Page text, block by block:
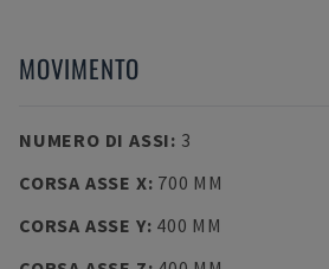
MOVIMENTO
NUMERO DI ASSI: 3
CORSA ASSE X: 700 MM
CORSA ASSE Y: 400 MM